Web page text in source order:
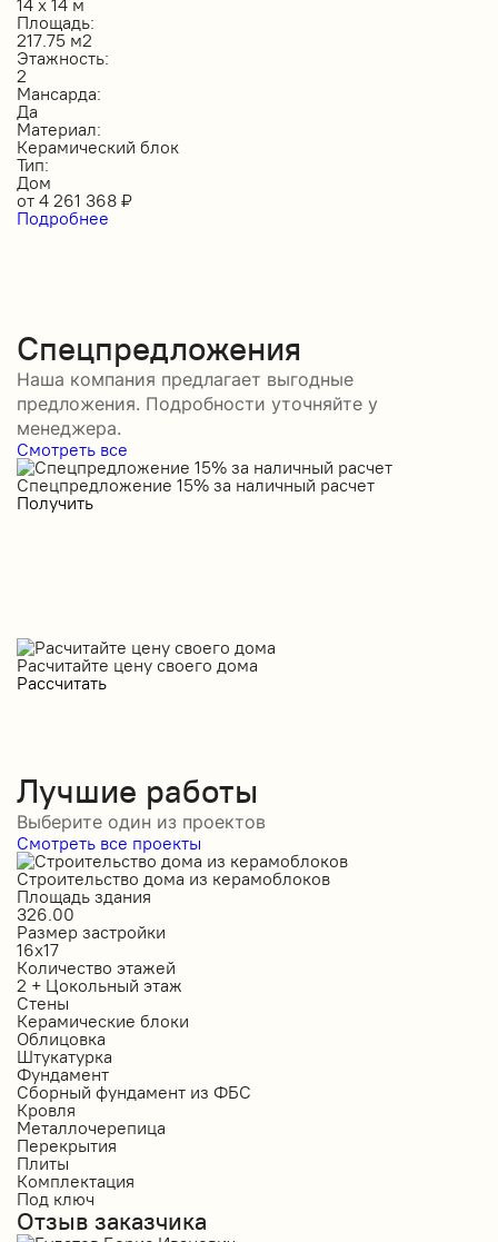
Площадь:
217.75 м2
Этажность:
2
Мансарда:
Да
Материал:
Керамический блок
Тип:
Дом
от 4 261 368 ₽
Подробнее
Спецпредложения
Наша компания предлагает выгодные
предложения. Подробности уточняйте у
менеджера.
Смотреть все
Спецпредложение 15% за наличный расчет
Получить
Расчитайте цену своего дома
Рассчитать
Лучшие работы
Выберите один из проектов
Смотреть все проекты
Строительство дома из керамоблоков
Площадь здания
326.00
Размер застройки
16х17
Количество этажей
2 + Цокольный этаж
Стены
Керамические блоки
Облицовка
Штукатурка
Фундамент
Сборный фундамент из ФБС
Кровля
Металлочерепица
Перекрытия
Плиты
Комплектация
Под ключ
Отзыв заказчика